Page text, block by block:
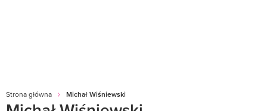
Strona główna Michał Wiśniewski